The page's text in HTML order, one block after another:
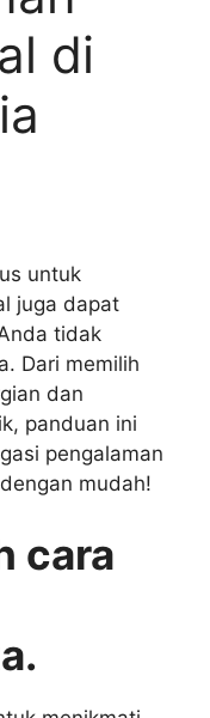
di
untuk
juga dapat
tidak
Dari memilih
dan
panduan ini
pengalaman
mudah!
cara